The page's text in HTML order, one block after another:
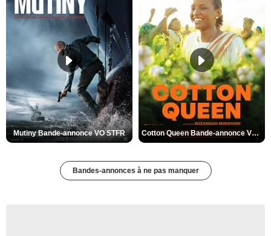
Mutiny Bande-annonce VO STFR Cotton Queen Bande-annonce VO STFR
Bandes-annonces à ne pas manquer